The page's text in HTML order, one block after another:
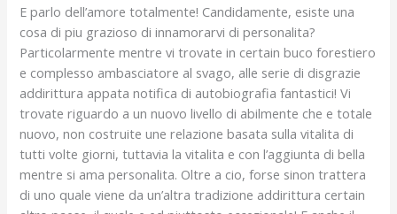
E parlo dell’amore totalmente! Candidamente, esiste una
cosa di piu grazioso di innamorarvi di personalita?
Particolarmente mentre vi trovate in certain buco forestiero
e complesso ambasciatore al svago, alle serie di disgrazie
addirittura appata notifica di autobiografia fantastici! Vi
trovate riguardo a un nuovo livello di abilmente che e totale
nuovo, non costruite une relazione basata sulla vitalita di
tutti volte giorni, tuttavia la vitalita e con l’aggiunta di bella
mentre si ama personalita. Oltre a cio, forse sinon trattera
di uno quale viene da un’altra tradizione addirittura certain